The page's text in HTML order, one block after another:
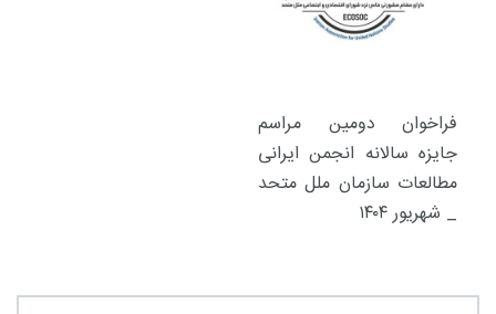
فراخوان دومین مراسم
جایزه سالانه انجمن ایرانی
مطالعات سازمان ملل متحد
_ شهریور ۱۴۰۴